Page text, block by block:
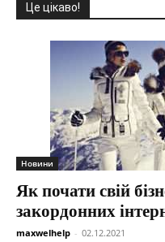
Це цікаво!
Новини
Як почати свій
закордонних
maxwelhelp - 02.12.2021